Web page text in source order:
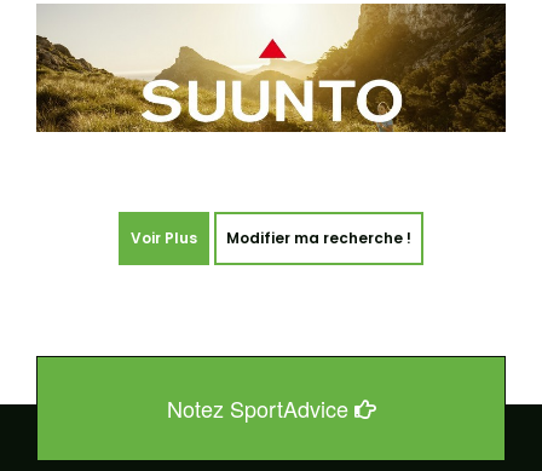
Voir Plus Modifier ma recherche !
Notez SportAdvice